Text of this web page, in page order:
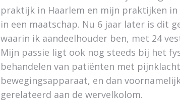
praktijk in Haarlem en mijn praktijken in
in een maatschap. Nu 6 jaar later is dit
waarin ik aandeelhouder ben, met 24
Mijn passie ligt ook nog steeds bij het
behandelen van patiënten met
bewegingsapparaat, en dan
gerelateerd aan de wervelkolom.